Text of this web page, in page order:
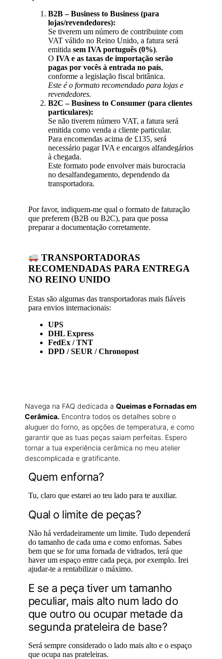
B2B – Business to Business (para
lojas/revendedores):
Se tiverem um número de contribuinte com
VAT válido no Reino Unido, a fatura será
emitida sem IVA português (0%).
O IVA e as taxas de importação serão
pagas por vocês à entrada no país,
conforme a legislação fiscal britânica.
Este é o formato recomendado para lojas e
revendedores.
B2C – Business to Consumer (para clientes
particulares):
Se não tiverem número VAT, a fatura será
emitida como venda a cliente particular.
Para encomendas acima de £135, será
necessário pagar IVA e encargos alfandegários
à chegada.
Este formato pode envolver mais burocracia
no desalfandegamento, dependendo da
transportadora.
Por favor, indiquem-me qual o formato de faturação
que preferem (B2B ou B2C), para que possa
preparar a documentação corretamente.
TRANSPORTADORAS
RECOMENDADAS PARA ENTREGA
NO REINO UNIDO
Estas são algumas das transportadoras mais fiáveis
para envios internacionais:
UPS
DHL Express
FedEx / TNT
DPD / SEUR / Chronopost
Navega na FAQ dedicada a Queimas e Fornadas em
Cerâmica. Encontra todos os detalhes sobre o
aluguer do forno, as opções de temperatura, e como
garantir que as tuas peças saiam perfeitas. Espero
tornar a tua experiência cerâmica no meu atelier
descomplicada e gratificante.
Quem enforna?
Tu, claro que estarei ao teu lado para te auxiliar.
Qual o limite de peças?
Não há verdadeiramente um limite. Tudo dependerá
do tamanho de cada uma e como enfornas. Sabes
bem que se for uma fornada de vidrados, terá que
haver um espaço entre cada peça, por exemplo. Irei
ajudar-te a rentabilizar o máximo.
E se a peça tiver um tamanho
peculiar, mais alto num lado do
que outro ou ocupar metade da
segunda prateleira de base?
Será sempre considerado o lado mais alto e o espaço
que ocupa nas prateleiras.